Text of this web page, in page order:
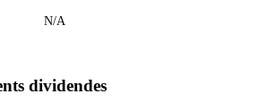
N/A
dividendes